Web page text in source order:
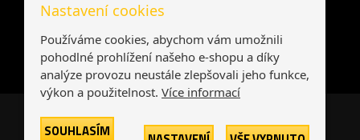
Česká republika Slovensko
Nastavení cookies
Používáme cookies, abychom vám umožnili
pohodlné prohlížení našeho e-shopu a díky
analýze provozu neustále zlepšovali jeho funkce,
výkon a použitelnost. Více informací
SOUHLASÍM